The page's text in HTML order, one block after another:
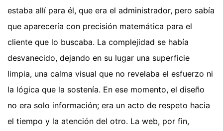
estaba allí para él, que era el administrador, pero sabía
que aparecería con precisión matemática para el
cliente que lo buscaba. La complejidad se había
desvanecido, dejando en su lugar una superficie
limpia, una calma visual que no revelaba el esfuerzo ni
la lógica que la sostenía. En ese momento, el diseño
no era solo información; era un acto de respeto hacia
el tiempo y la atención del otro. La web, por fin,